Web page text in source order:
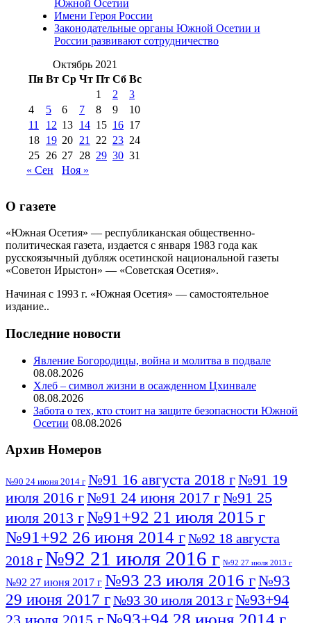
№98 8 августа 2013 г
августа 2012 г(14) №98+99 11 июля
2017 г(9)
№99 4 августа
2016 г(12) №99 8 июля 2014 г
августа 2012 г(11)
августа 2013 г
(12)
Южной Осетии
Имени Героя России
Законодательные органы Южной Осетии и
России развивают сотрудничество
Октябрь 2021
Пн Вт Ср Чт Пт Сб Вс
1
2
3
4
5 6 7 8 9
10
11
12 13 14 15 16 17
18 19 20 21 22 23 24
25 26 27 28 29 30 31
« Сен
Ноя »
О газете
«Южная Осетия» — республиканская общественно-
политическая газета, издается с января 1983 года как
русскоязычный дубляж осетинской национальной газеты
«Советон Ирыстон» — «Советская Осетия».
Начиная с 1993 г. «Южная Осетия» — самостоятельное
издание..
Последние новости
Явление Богородицы, война и молитва в подвале
08.08.2026
Хлеб – символ жизни в осажденном Цхинвале
08.08.2026
Забота о тех, кто стоит на защите безопасности Южной
Осетии 08.08.2026
Архив Номеров
№90 24 июня 2014 г №91 16 августа 2018 г№91 19
июля 2016 г№91 24 июня 2017 г№91 25
июля 2013 г№91+92 21 июля 2015 г
№91+92 26 июня 2014 г№92 18 августа
2018 г№92 21 июля 2016 г №92 27 июля 2013 г
№92 27 июня 2017 г №93 23 июля 2016 г№93
29 июня 2017 г№93 30 июля 2013 г№93+94
№93+94 28 июня 2014 г